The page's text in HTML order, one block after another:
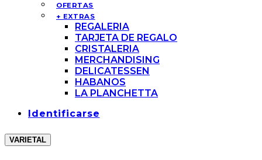
OFERTAS
+ EXTRAS
REGALERIA
TARJETA DE REGALO
CRISTALERIA
MERCHANDISING
DELICATESSEN
HABANOS
LA PLANCHETTA
Identificarse
VARIETAL